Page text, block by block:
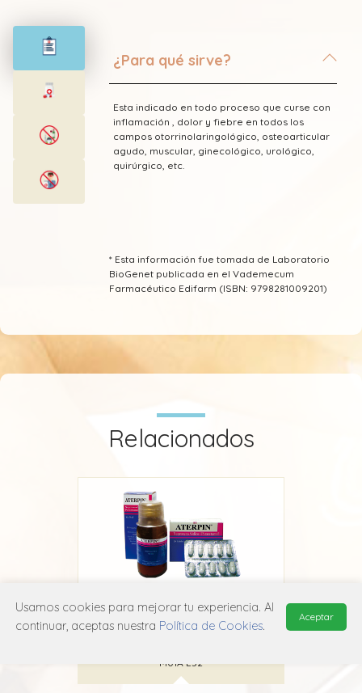
¿Para qué sirve?
Esta indicado en todo proceso que curse con
inflamación , dolor y fiebre en todos los
campos otorrinolaringológico, osteoarticular
agudo, muscular, ginecológico, urológico,
quirúrgico, etc.
* Esta información fue tomada de Laboratorio
BioGenet publicada en el Vademecum
Farmacéutico Edifarm (ISBN: 9798281009201)
Relacionados
Aterpin
M01A E52
Usamos cookies para mejorar tu experiencia. Al
continuar, aceptas nuestra Política de Cookies.
Aceptar